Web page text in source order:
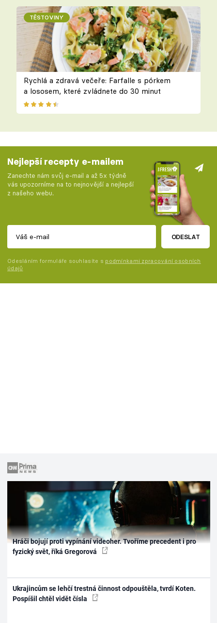
TĚSTOVINY
Rychlá a zdravá večeře: Farfalle s pórkem
a lososem, které zvládnete do 30 minut
Nejlepší recepty e-mailem
Zanechte nám svůj e-mail a až 5x týdně
vás upozorníme na to nejnovější a nejlepší
z našeho webu.
ODESLAT
Odesláním formuláře souhlasíte s podmínkami zpracování osobních
údajů
Hráči bojují proti vypínání videoher. Tvoříme precedent i pro
fyzický svět, říká Gregorová
Ukrajincům se lehčí trestná činnost odpouštěla, tvrdí Koten.
Pospíšil chtěl vidět čísla